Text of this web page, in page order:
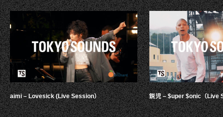
aimi – Lovesick (Live Session） 鋭児 – $uper $onic（Live